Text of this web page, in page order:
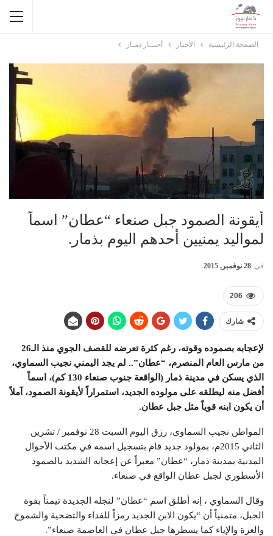
الصفحة الرئيسية الأخبار أخبــار ذمـار
أيقونة الصمود جبل صنعاء “عطان” اسماً
لمواليد يمنيين أحدهم اليوم بذمار.
في 28 نوفمبر, 2015
206
شارك
لإعجابه بصموده وقوته، رغم كثرة تعرضه للقصف الجوي منذ الـ26
من مارس العام المنصرم، “عطان”.. لم يجد اليمني نجيب السماوي،
الذي يسكن في مدينة ذمار (الواقعة جنوب صنعاء 130 كم)، اسماً
أفضل منه ليطلقه على مولوده الجديد، استمراراً لأيقونة الصمود، آملاً
أن يكون ابنه قوياً مثل جبل عطان.
المواطن نجيب السماوي، رزق اليوم السبت 28 نوفمبر / تشرين
الثاني 2015م، بمولود جديد قام بتسجيل اسمه في مكتب الأحوال
المدنية بمدينة ذمار، “عطان” معبراً عن إعجابه الشديد بالصمود
الأسطوري لجبل عطان الواقع في صنعاء.
وقال السماوي ، إنه أطلق اسم “عطان” لنجله الجديدة تيمناً بقوة
الجبل، متمنياً أن “يكون الابن الجديد رمزاً للفداء والتضحية والشموخ
والعزة والإباء كما يسطرها جبل عطان في العاصمة صنعاء”.